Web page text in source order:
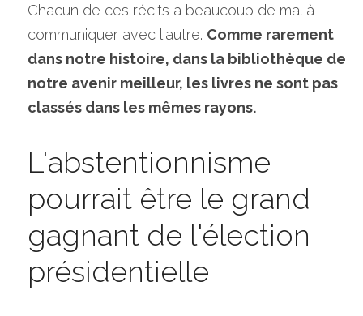
Chacun de ces récits a beaucoup de mal à
communiquer avec l'autre. Comme rarement
dans notre histoire, dans la bibliothèque de
notre avenir meilleur, les livres ne sont pas
classés dans les mêmes rayons.
L'abstentionnisme
pourrait être le grand
gagnant de l'élection
présidentielle